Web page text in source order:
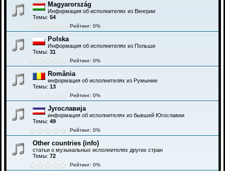
Magyarország
Информация об исполнителях из Венгрии
Темы: 54
Рейтинг: 0%
Polska
Информация об исполнителях из Польши
Темы: 31
Рейтинг: 0%
România
информация об исполнителях из Румынии
Темы: 13
Рейтинг: 0%
Југославија
информация об исполнителях из бывшей Югославии
Темы: 49
Рейтинг: 0%
Other countries (info)
статьи о музыкальных исполнителях других стран
Темы: 72
Рейтинг: 0%